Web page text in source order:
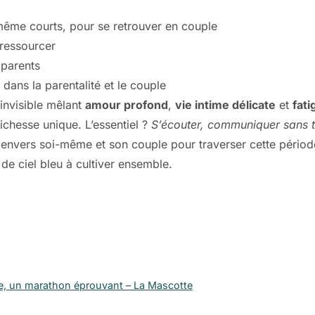
courts, pour se retrouver en couple
la parentalité et le couple
mêlant amour profond, vie intime délicate et
unique. L’essentiel ? S’écouter, communiquer
soi-même et son couple pour traverser cette
ciel bleu à cultiver ensemble.
un marathon éprouvant – La Mascotte